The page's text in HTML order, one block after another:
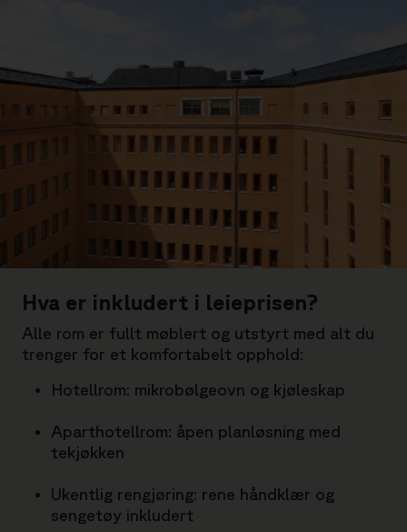
Hva er inkludert i leieprisen?
Alle rom er fullt møblert og utstyrt med alt du
trenger for et komfortabelt opphold:
Hotellrom: mikrobølgeovn og kjøleskap
Aparthotellrom: åpen planløsning med
tekjøkken
Ukentlig rengjøring: rene håndklær og
sengetøy inkludert